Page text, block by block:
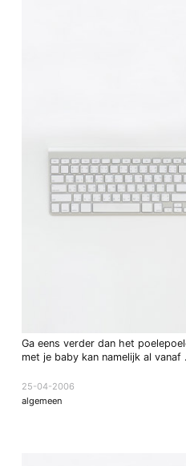
Ga eens verder dan het
met je baby kan namelijk al vanaf
25-04-2006
algemeen